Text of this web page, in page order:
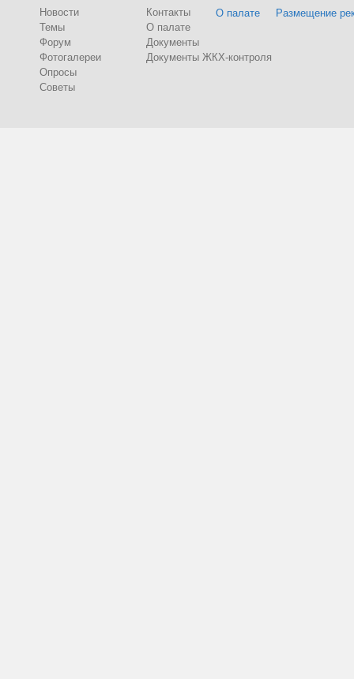
Новости
Темы
Форум
Фотогалереи
Опросы
Советы
Контакты
О палате
Документы
Документы ЖКХ-контроля
О палате Размещение